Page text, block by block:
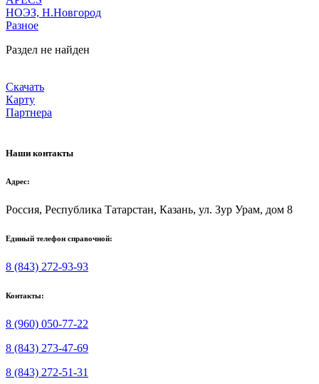
НОЭЗ, Н.Новгород
Разное
Раздел не найден
Скачать
Карту
Партнера
Наши контакты
Адрес:
Россия, Республика Татарстан, Казань, ул. Зур Урам, дом 8
Единый телефон справочной:
8 (843) 272-93-93
Контакты:
8 (960) 050-77-22
8 (843) 273-47-69
8 (843) 272-51-31